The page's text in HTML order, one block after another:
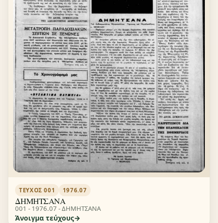
ΤΕΎΧΟΣ 001 1976.07
ΔΗΜΗΤΣΑΝΑ
001 - 1976.07 - ΔΗΜΗΤΣΑΝΑ
Άνοιγμα τεύχους